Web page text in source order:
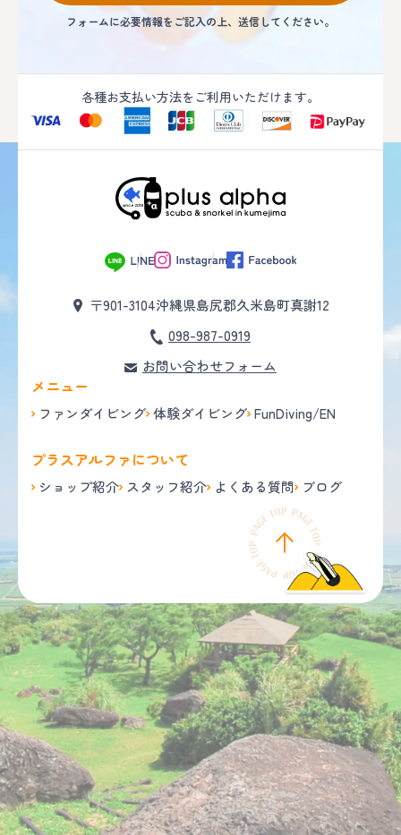
フォームに必要情報をご記入の上、送信してください。
各種お支払い方法をご利用いただけます。
〒901-3104沖縄県島尻郡久米島町真謝12
098-987-0919
お問い合わせフォーム
メニュー
ファンダイビング 体験ダイビング FunDiving/EN
プラスアルファについて
ショップ紹介 スタッフ紹介 よくある質問 ブログ